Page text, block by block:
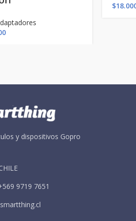
El
$
y dispositivos Gopro
9719 7651